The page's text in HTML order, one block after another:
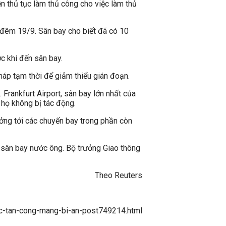
thủ tục làm thủ công cho việc làm thủ
19/9. Sân bay cho biết đã có 10
khi đến sân bay.
tạm thời để giảm thiểu gián đoạn.
Airport, sân bay lớn nhất của
không bị tác động.
tới các chuyến bay trong phần còn
bay nước ông. Bộ trưởng Giao thông
Theo Reuters
tan-cong-mang-bi-an-post749214.html